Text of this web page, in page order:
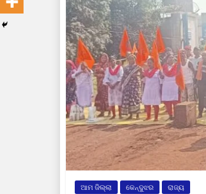
ଆମ ଜିଲ୍ଲା କେନ୍ଦୁଝର ରାଜ୍ୟ